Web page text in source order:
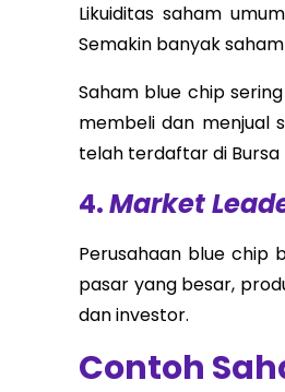
Likuiditas saham
Semakin banyak
Saham blue chip
membeli dan menjual
telah terdaftar di Bursa
4.Market
Perusahaan blue chip
pasar yang besar,
dan investor.
Contoh